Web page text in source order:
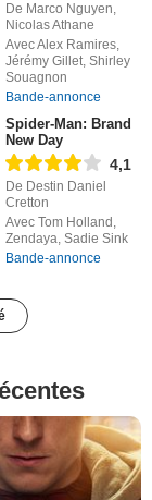
De Marco Nguyen,
Nicolas Athane
Avec Alex Ramires,
Jérémy Gillet, Shirley
Souagnon
Bande-annonce
Spider-Man: Brand
New Day
4,1
De Destin Daniel
Cretton
Avec Tom Holland,
Zendaya, Sadie Sink
Bande-annonce